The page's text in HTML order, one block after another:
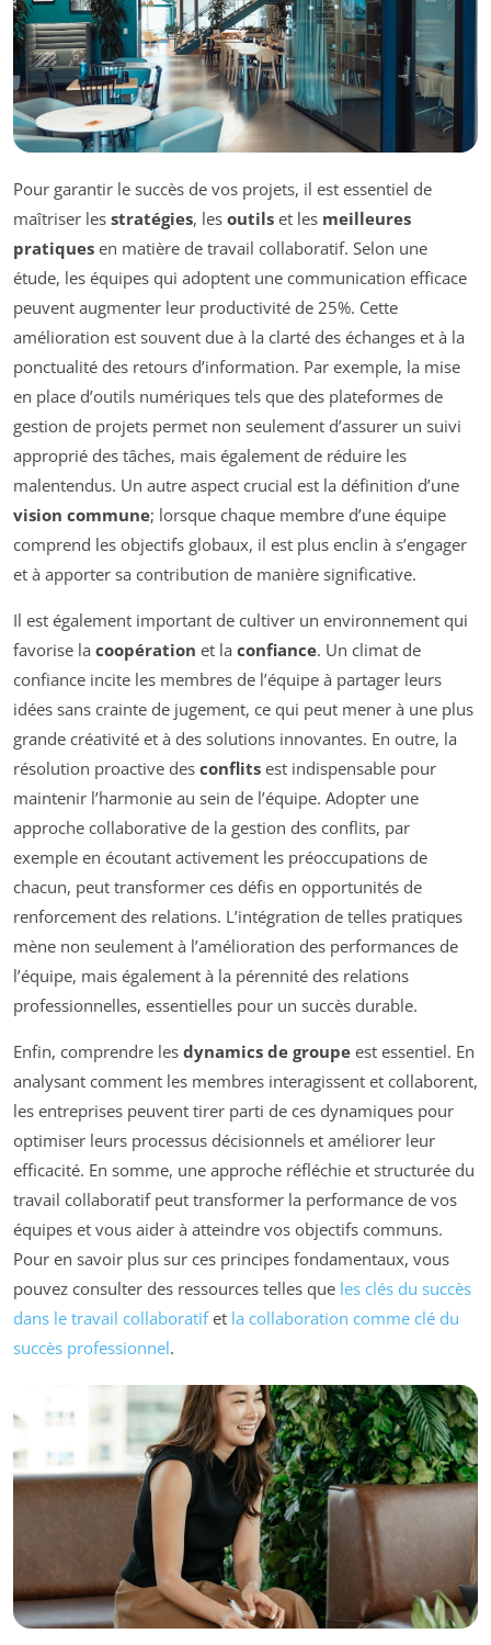
Pour garantir le succès de vos projets, il est essentiel de
maîtriser les stratégies, les outils et les meilleures
pratiques en matière de travail collaboratif. Selon une
étude, les équipes qui adoptent une communication efficace
peuvent augmenter leur productivité de 25%. Cette
amélioration est souvent due à la clarté des échanges et à la
ponctualité des retours d’information. Par exemple, la mise
en place d’outils numériques tels que des plateformes de
gestion de projets permet non seulement d’assurer un suivi
approprié des tâches, mais également de réduire les
malentendus. Un autre aspect crucial est la définition d’une
vision commune; lorsque chaque membre d’une équipe
comprend les objectifs globaux, il est plus enclin à s’engager
et à apporter sa contribution de manière significative.
Il est également important de cultiver un environnement qui
favorise la coopération et la confiance. Un climat de
confiance incite les membres de l’équipe à partager leurs
idées sans crainte de jugement, ce qui peut mener à une plus
grande créativité et à des solutions innovantes. En outre, la
résolution proactive des conflits est indispensable pour
maintenir l’harmonie au sein de l’équipe. Adopter une
approche collaborative de la gestion des conflits, par
exemple en écoutant activement les préoccupations de
chacun, peut transformer ces défis en opportunités de
renforcement des relations. L’intégration de telles pratiques
mène non seulement à l’amélioration des performances de
l’équipe, mais également à la pérennité des relations
professionnelles, essentielles pour un succès durable.
Enfin, comprendre les dynamics de groupe est essentiel. En
analysant comment les membres interagissent et collaborent,
les entreprises peuvent tirer parti de ces dynamiques pour
optimiser leurs processus décisionnels et améliorer leur
efficacité. En somme, une approche réfléchie et structurée du
travail collaboratif peut transformer la performance de vos
équipes et vous aider à atteindre vos objectifs communs.
Pour en savoir plus sur ces principes fondamentaux, vous
pouvez consulter des ressources telles que les clés du succès
dans le travail collaboratifet la collaboration comme clé du
succès professionnel.